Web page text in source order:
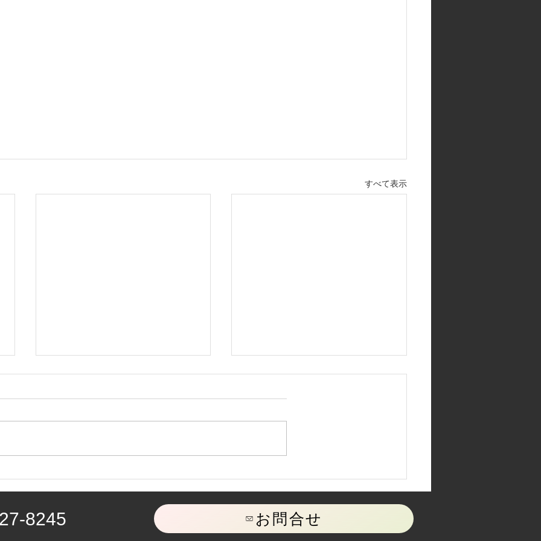
すべて表示
本)2026.7.1.〜9.30.
2026.7.11.(土)
8245 お問合せ